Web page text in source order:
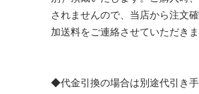
されませんので、当店から注文
加送料をご連絡させていただきま
◆代金引換の場合は別途代引き